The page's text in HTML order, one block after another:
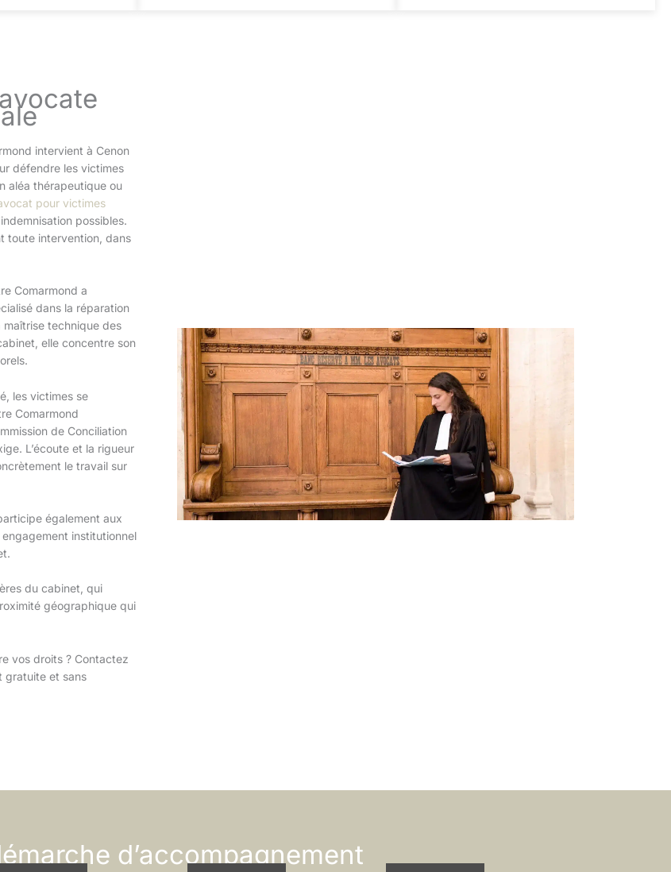
intervient à Cenon
défendre les victimes
aléa thérapeutique ou
pour victimes
possibles.
toute intervention, dans
Comarmond a
dans la réparation
technique des
elle concentre son
les victimes se
Comarmond
de Conciliation
L’écoute et la rigueur
le travail sur
également aux
institutionnel
du cabinet, qui
géographique qui
vos droits ? Contactez
gratuite et sans
d’accompagnement